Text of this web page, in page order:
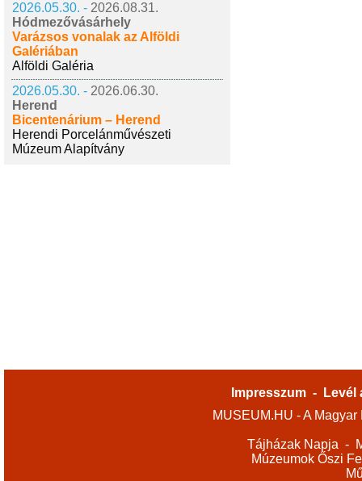
2026.05.30. - 2026.08.31.
Hódmezővásárhely
Varázsos vonalak az Alföldi
Galériában
Alföldi Galéria
2026.05.30. - 2026.06.30.
Herend
Bicentenárium – Herend
Herendi Porcelánművészeti
Múzeum Alapítvány
Impresszum -
Levél
MUSEUM.HU - A
Tájházak Napja -
Múzeumok Őszi